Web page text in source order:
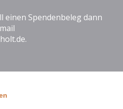
einen Spendenbeleg dann
.